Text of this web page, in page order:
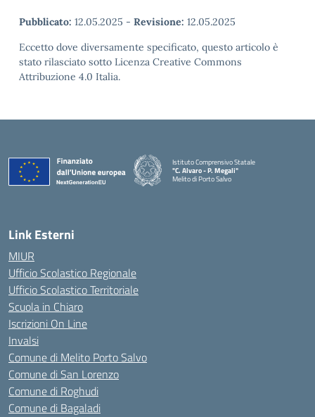
Pubblicato: 12.05.2025 - Revisione: 12.05.2025
Eccetto dove diversamente specificato, questo articolo è
stato rilasciato sotto Licenza Creative Commons
Attribuzione 4.0 Italia.
Istituto Comprensivo Statale
"C. Alvaro - P. Megali"
Melito di Porto Salvo
Link Esterni
MIUR
Ufficio Scolastico Regionale
Ufficio Scolastico Territoriale
Scuola in Chiaro
Iscrizioni On Line
Invalsi
Comune di Melito Porto Salvo
Comune di San Lorenzo
Comune di Roghudi
Comune di Bagaladi